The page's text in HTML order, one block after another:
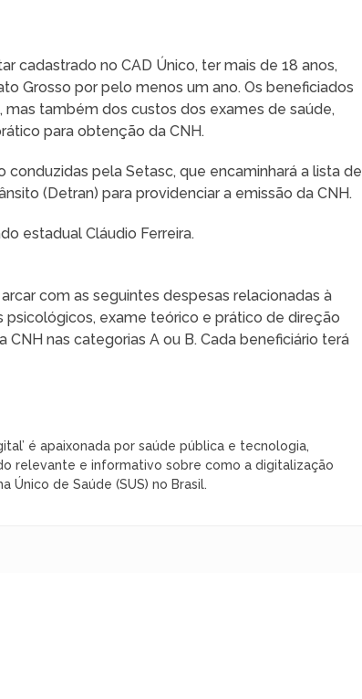
cadastrado no CAD Único, ter mais de 18 anos,
Grosso por pelo menos um ano. Os beneficiados
também dos custos dos exames de saúde,
para obtenção da CNH.
pela Setasc, que encaminhará a lista de
(Detran) para providenciar a emissão da CNH.
estadual Cláudio Ferreira.
com as seguintes despesas relacionadas à
exame teórico e prático de direção
nas categorias A ou B. Cada beneficiário terá
é apaixonada por saúde pública e tecnologia,
relevante e informativo sobre como a digitalização
Único de Saúde (SUS) no Brasil.